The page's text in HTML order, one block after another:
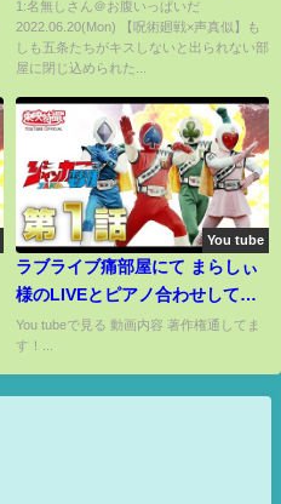
部屋に閉じ込められたらどうな
る？イケメン2人が硝子の取り合
いに？【LINE・アフレコ・五条
戦０・さしす組】
1:名無しさん＠お腹いっぱいだ
2022.06.20(Mon) 【呪術廻戦×声真似】も
しも五条たちがキスしないと出られない部
屋に閉じ込められた...
You tube
ラブライブ痛部屋にて まらしぃ
様のLIVEとピアノ合わせしてみ
ました！
You tubeで見る 動画内容 著作権通してま
す！...